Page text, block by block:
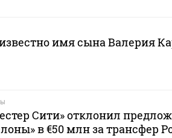
имя сына Валерия
Сити» отклонил
в €50 млн за трансфер